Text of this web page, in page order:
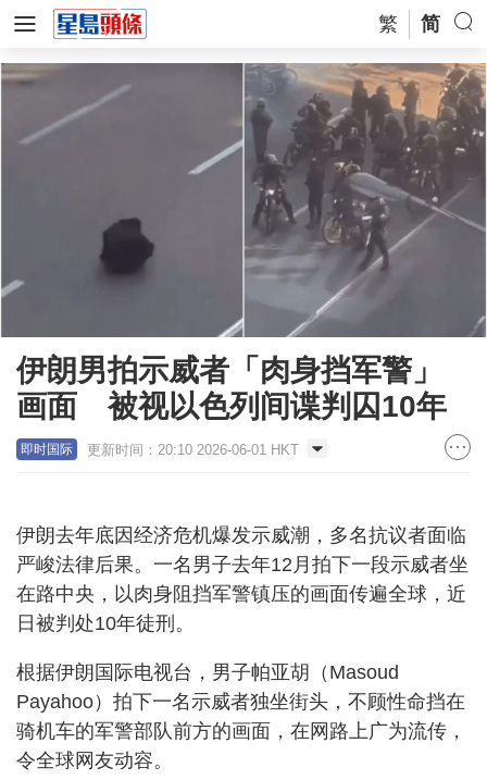
繁 简
伊朗男拍示威者「肉身挡军警」
画面 被视以色列间谍判囚10年
即时国际 更新时间：20:10 2026-06-01 HKT
伊朗去年底因经济危机爆发示威潮，多名抗议者面临
严峻法律后果。一名男子去年12月拍下一段示威者坐
在路中央，以肉身阻挡军警镇压的画面传遍全球，近
日被判处10年徒刑。
根据伊朗国际电视台，男子帕亚胡（Masoud
Payahoo）拍下一名示威者独坐街头，不顾性命挡在
骑机车的军警部队前方的画面，在网路上广为流传，
令全球网友动容。